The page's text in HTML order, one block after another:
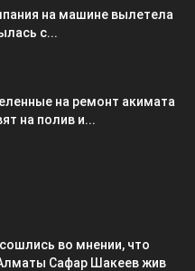
на машине вылетела
с...
на ремонт акимата
на полив и...
во мнении, что
Сафар Шакеев жив